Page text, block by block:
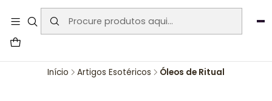
User-agent: * Allow: / Sitemap:
https://www.auraemporium.pt/sitemap.xml
Início Artigos Esotéricos Óleos de Ritual